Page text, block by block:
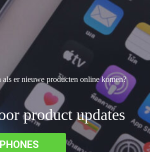
er nieuwe producten online komen?
product updates